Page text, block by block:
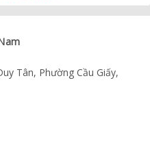
Tân, Phường Cầu Giấy,